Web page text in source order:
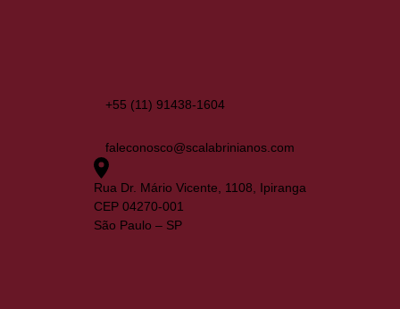
+55 (11) 91438-1604
faleconosco@scalabrinianos.com
Rua Dr. Mário Vicente, 1108, Ipiranga
CEP 04270-001
São Paulo – SP